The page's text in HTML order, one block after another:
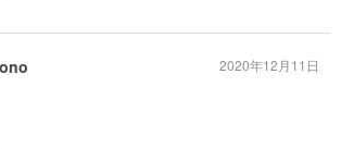
2020年12月11日